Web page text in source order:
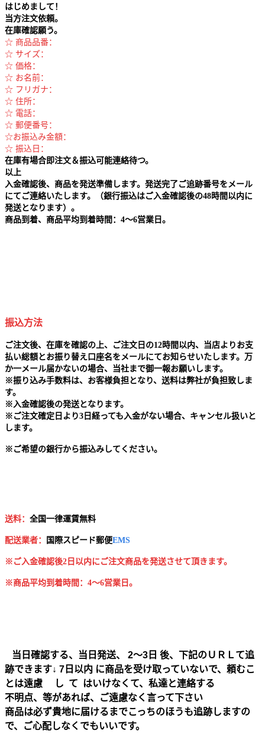
はじめまして！
当方注文依頼。
在庫確認願う。
☆ 商品品番：
☆ サイズ：
☆ 価格：
☆ お名前：
☆ フリガナ：
☆ 住所：
☆ 電話：
☆ 郵便番号：
☆お振込み金額：
☆ 振込日：
在庫有場合即注文＆振込可能連絡待つ。
以上
入金確認後、商品を発送準備します。発送完了ご追跡番号をメール
にてご連絡いたします。（銀行振込はご入金確認後の48時間以内に
発送となります）。
商品到着、商品平均到着時間：4～6営業日。
振込方法
ご注文後、在庫を確認の上、ご注文日の12時間以内、当店よりお支
払い総額とお振り替え口座名をメールにてお知らせいたします。万
か一メール届かないの場合、当社まで御一報お願いします。
※振り込み手数料は、お客様負担となり、送料は弊社が負担致しま
す。
※ 入金確認後の発送となります。
※ ご注文確定日より3日経っても入金がない場合、キャンセル扱いと
します。
※ ご希望の銀行から振込みしてください。
送料： 全国一律運賃無料
配送業者： 国 際スピード郵便EMS
※ご入金確認後2日以内にご注文商品を発送させて頂きます。
※商品平均到着時間：4～6営業日。
当日確認する、当日発送、 2～3日 後、下記のＵＲＬて追
跡できます↓ 7日以内 に商品を受け取っていないで、頼むこ
とは遠慮 し て はいけなくて、私達と連絡する
不明点、等があれば、ご遠慮なく言って下さい
商品は必ず貴地に届けるまでこっちのほうも追跡しますの
で、ご心配しなくでもいいです。